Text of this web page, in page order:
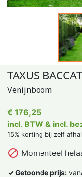
TAXUS
Venijnboom
€ 176,25
incl. BTW & incl.
15% korting bij zelf
 Momenteel
✓ Getoonde prijs: